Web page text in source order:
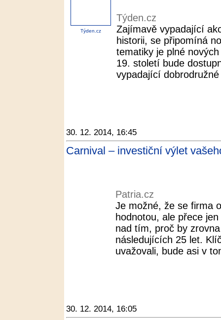
Týden.cz
Týden.cz
Zajímavě vypadající
historii, se připomíná
tematiky je plné
19. století bude
vypadající
30. 12. 2014, 16:45
Carnival – investiční výlet
Patria.cz
Je možné, že se firma
hodnotou, ale přece
nad tím, proč by
následujících 25 let.
uvažovali, bude asi v
30. 12. 2014, 16:05